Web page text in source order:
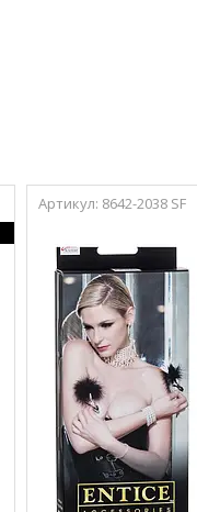
8642-2038 SF